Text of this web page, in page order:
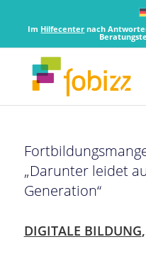
Im Hilfecenter nach
„Darunter leidet
Generation“
DIGITALE BILDUNG,